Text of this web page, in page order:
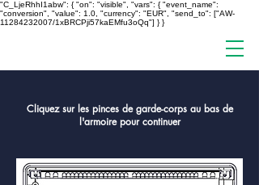
"C_LjeRhhI1abw": { "on": "visible", "vars": { "event_name":
"conversion", "value": 1.0, "currency": "EUR", "send_to": ["AW-
11284232007/1xBRCPji57kaEMfu3oQq"] } }
Cliquez sur les pinces de garde-corps au bas de
l'armoire pour continuer